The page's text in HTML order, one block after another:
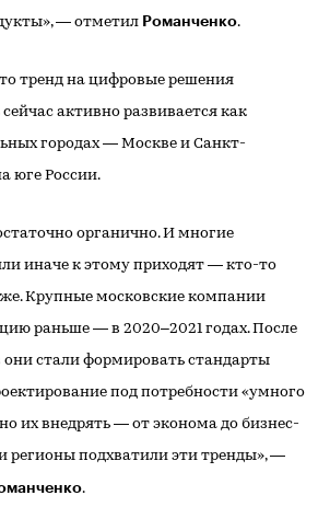
— отметил Романченко.
тренд на цифровые решения
активно развивается как
городах — Москве и Санкт-
юге России.
органично. И многие
иначе к этому приходят — кто-то
Крупные московские компании
раньше — в 2020–2021 годах. После
стали формировать стандарты
под потребности «умного
их внедрять — от эконома до бизнес-
и регионы подхватили эти тренды», —
.